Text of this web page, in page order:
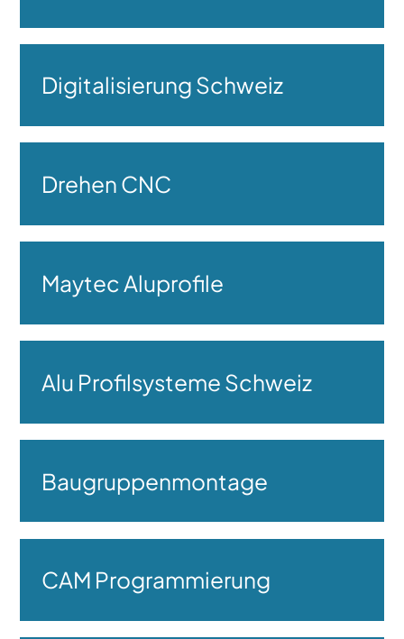
Digitalisierung Schweiz
Drehen CNC
Maytec Aluprofile
Alu Profilsysteme Schweiz
Baugruppenmontage
CAM Programmierung